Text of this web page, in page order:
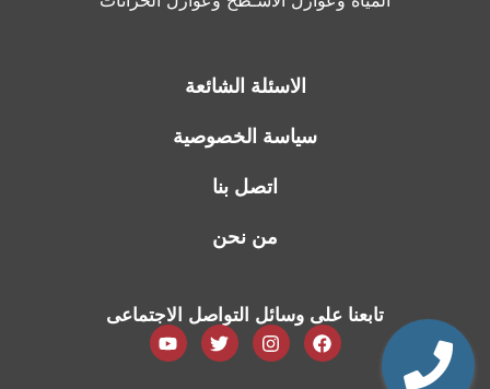
الاسئلة الشائعة
سياسة الخصوصية
اتصل بنا
من نحن
تابعنا على وسائل التواصل الاجتماعى